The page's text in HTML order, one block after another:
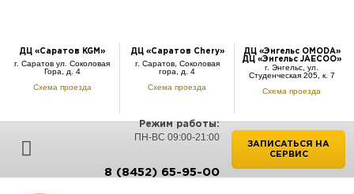
ДЦ «Саратов KGM»
г. Саратов ул. Соколовая
Гора, д. 4
Схема проезда
ДЦ «Саратов Chery»
г. Саратов, Соколовая
гора, д. 4
Схема проезда
ДЦ «Энгельс OMODA»
ДЦ «Энгельс JAECOO»
г. Энгельс, ул.
Студенческая 205, к. 7
Схема проезда
Режим работы:
ПН-ВС 09:00-21:00
8 (8452) 65-95-00
ЗАПИСАТЬСЯ НА
СЕРВИС